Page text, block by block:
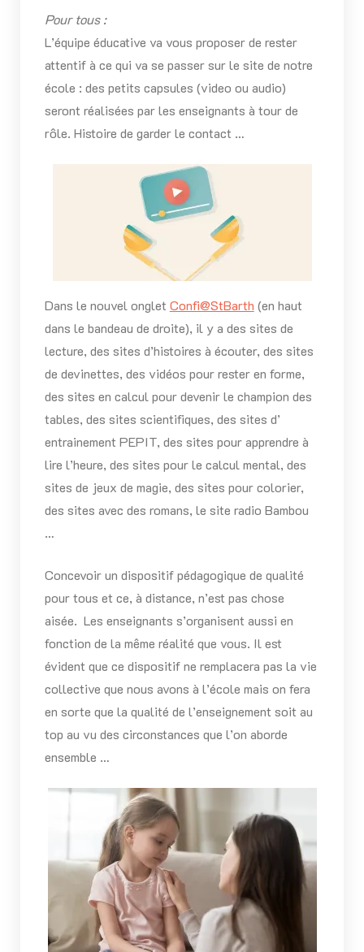
Pour tous :
L’équipe éducative va vous proposer de rester
attentif à ce qui va se passer sur le site de notre
école : des petits capsules (video ou audio)
seront réalisées par les enseignants à tour de
rôle. Histoire de garder le contact …
Dans le nouvel onglet Confi@StBarth (en haut
dans le bandeau de droite), il y a des sites de
lecture, des sites d’histoires à écouter, des sites
de devinettes, des vidéos pour rester en forme,
des sites en calcul pour devenir le champion des
tables, des sites scientifiques, des sites d’
entrainement PEPIT, des sites pour apprendre à
lire l’heure, des sites pour le calcul mental, des
sites de jeux de magie, des sites pour colorier,
des sites avec des romans, le site radio Bambou
…
Concevoir un dispositif pédagogique de qualité
pour tous et ce, à distance, n’est pas chose
aisée. Les enseignants s’organisent aussi en
fonction de la même réalité que vous. Il est
évident que ce dispositif ne remplacera pas la vie
collective que nous avons à l’école mais on fera
en sorte que la qualité de l’enseignement soit au
top au vu des circonstances que l’on aborde
ensemble …